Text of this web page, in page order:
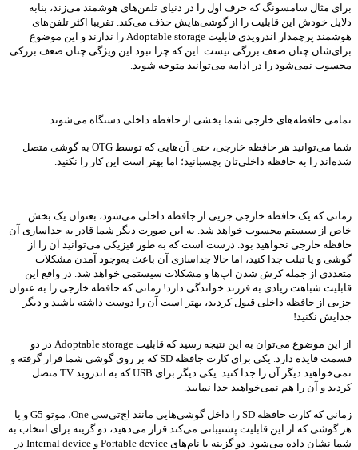
برای مثال سامسونگ که حرف اول را در دنیای تلفن‌های هوشمند می‌زند، بنابه
دلایل خودش این قابلیت را از گوشی‌هایش حذف می‌کند. تقریبا اکثر تلفن‌های
هوشمند پرچمدار اندرویدی قابلیت Adoptable storage را ندارند و این موضوع
برای‌شان چنان ضعف بزرگی نیست. این که چرا نبود این ویژگی چنان ضعف بزرکی
محسوب نمی‌شود را در ادامه می‌توانید متوجه شوید.
تمامی حافظه‌های خارجی شما بخشی از حافظه داخلی دستگاه می‌شوند
شما می‌توانید هر حافظه خارجی، حتی آن‌هایی که توسط OTG به گوشی متصل
شده‌اند را به حافظه داخلی‌تان بچسبانید؛ اما بهتر است این کار را نکنید.
زمانی که یک حافظه خارجی جزیی از جافظه داخلی می‌شود، بعنوان یک بخش
خاص از سیستم محسوب خواهد شد. به این صورت دیگر شما قادر به جداسازی آن
حافظه خارجی نخواهید بود. درست است که به طور فیزیکی می‌توانید آن را از
گوشی و یا تبلت جدا کنید، اما حالا جداسازی آن باعث به‌وجود آمدن مشکلات
متعددی از جمله کرش شدن اپ‌ها و مشکلات سیستمی خواهد شد. در واقع این
قابلیت شباهت زیادی به فرزند خواندگی دارد! زمانی که حافظه خارجی را به عنوان
جزیی از حافظه داخلی قبول کردید، بهتر است آن را دوست داشته باشید و دیگر
جدایش نکنید!
از این موضوع می‌توان به این نتیجه رسید که قابلیت Adoptable storage در دو
قسمت فایده دارد. یکی برای کارت جافظه SD که بر روی گوشی شما قرار گرفته و
نمی‌خواهید دیگر آن را جدا کنید. یکی دیگر برای USB که به اندروید TV متصل
کردید و آن را هم نمی‌خواهید جدا نمایید.
زمانی که کارت حافظه SD را داخل گوشی‌هایی مانند اچ‌تی‌سی One، موتو G5 و یا
هر گوشی که از این قابلیت پشتیبانی می‌کند قرار می‌دهید، دو گزینه برای انتخاب به
شما نشان داده می‌شود. دو گزینه با نام‌های Portable device و Internal device در